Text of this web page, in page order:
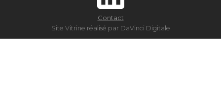
Site Vitrine réalisé par DaVinci Digitale
Contact